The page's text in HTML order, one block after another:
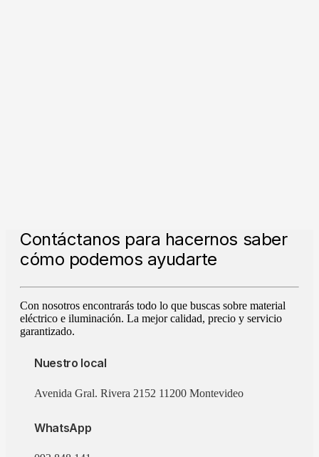
Contáctanos para hacernos saber
cómo podemos ayudarte
Con nosotros encontrarás todo lo que buscas sobre material
eléctrico e iluminación. La mejor calidad, precio y servicio
garantizado.
Nuestro local
Avenida Gral. Rivera 2152 11200 Montevideo
WhatsApp